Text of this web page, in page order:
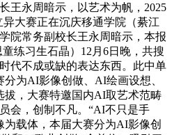
王永周暗示，以艺术为帆，2025
大赛正在沉庆移通学院（綦江
院常务副校长王永周暗示，本报
练习生石晶）12月6日晚，共搜
代不成或缺的表达东西。此中单
为AI影像创做、AI绘画设想、
拔，大赛特邀国内AI取艺术范畴
会，创制不凡。“AI不只是手
载体，本届大赛分为AI影像创